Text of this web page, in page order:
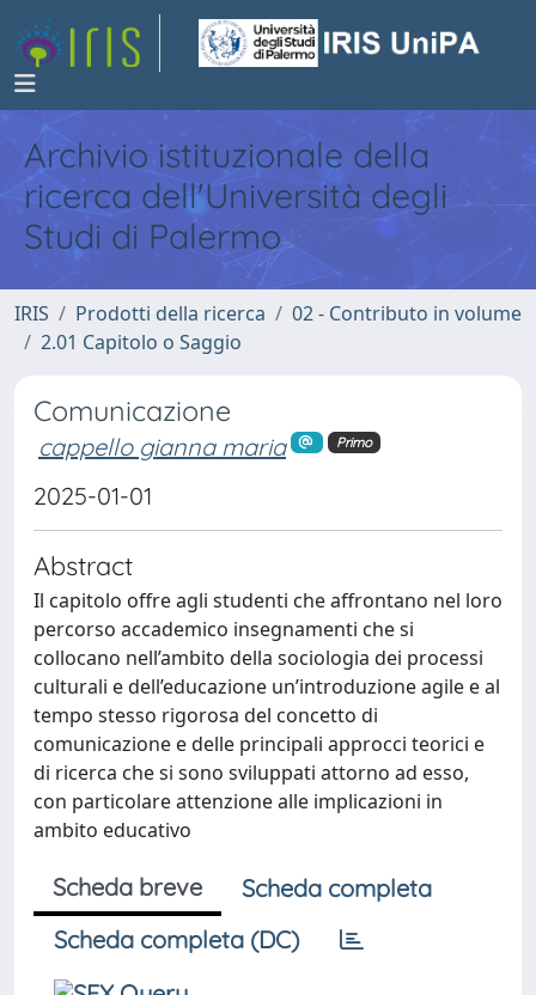
Archivio istituzionale della
ricerca dell'Università degli
Studi di Palermo
IRIS Prodotti della ricerca
02 - Contributo in volume
2.01 Capitolo o Saggio
Comunicazione
cappello gianna maria Primo
2025-01-01
Abstract
Il capitolo offre agli studenti che affrontano nel loro
percorso accademico insegnamenti che si
collocano nell’ambito della sociologia dei processi
culturali e dell’educazione un’introduzione agile e al
tempo stesso rigorosa del concetto di
comunicazione e delle principali approcci teorici e
di ricerca che si sono sviluppati attorno ad esso,
con particolare attenzione alle implicazioni in
ambito educativo
Scheda breve
Scheda completa
Scheda completa (DC)